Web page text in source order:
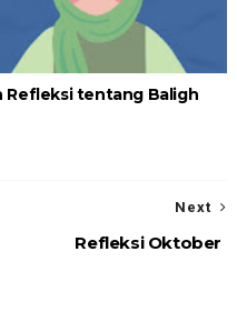
Refleksi tentang Baligh
Next
Refleksi Oktober